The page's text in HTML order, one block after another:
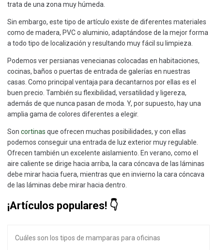
trata de una zona muy húmeda.
Sin embargo, este tipo de artículo existe de diferentes materiales
como de madera, PVC o aluminio, adaptándose de la mejor forma
a todo tipo de localización y resultando muy fácil su limpieza.
Podemos ver persianas venecianas colocadas en habitaciones,
cocinas, baños o puertas de entrada de galerías en nuestras
casas. Como principal ventaja para decantarnos por ellas es el
buen precio. También su flexibilidad, versatilidad y ligereza,
además de que nunca pasan de moda. Y, por supuesto, hay una
amplia gama de colores diferentes a elegir.
Son cortinas que ofrecen muchas posibilidades, y con ellas
podemos conseguir una entrada de luz exterior muy regulable.
Ofrecen también un excelente aislamiento. En verano, como el
aire caliente se dirige hacia arriba, la cara cóncava de las láminas
debe mirar hacia fuera, mientras que en invierno la cara cóncava
de las láminas debe mirar hacia dentro.
¡Artículos populares!
Cuáles son los tipos de mamparas para oficinas